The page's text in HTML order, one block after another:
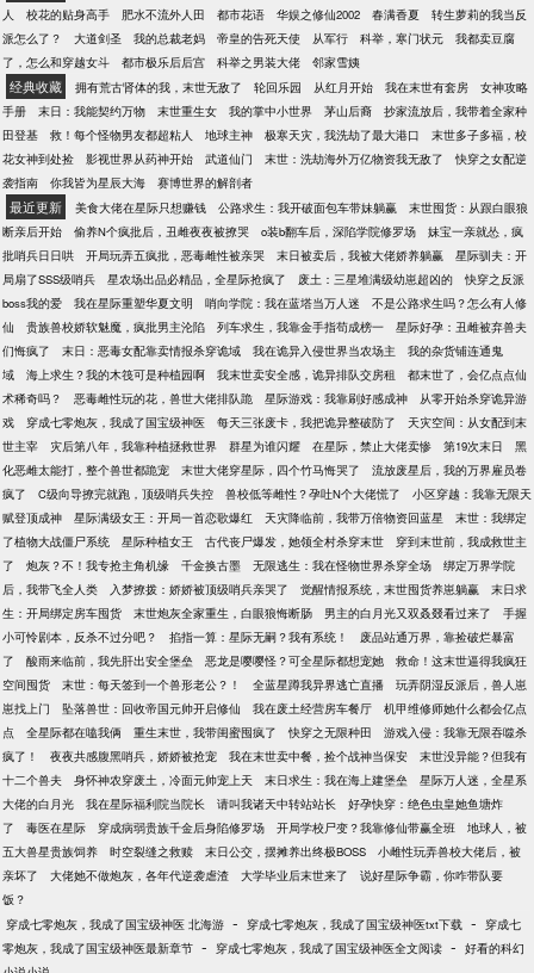
人
校花的贴身高手 肥水不流外人田 都市花语 华娱之修仙2002 春满香夏
转生萝莉的我当反
派怎么了？
大道剑圣 我的总裁老妈 帝皇的告死天使 从军行 科举，寒门状元
我都卖豆腐
了，怎么和穿越女斗
都市极乐后后宫 科举之男装大佬 邻家雪姨
经典收藏 拥有荒古肾体的我，末世无敌了 轮回乐园 从红月开始 我在末世有套房
女神攻略
手册
末日：我能契约万物 末世重生女 我的掌中小世界 茅山后裔
抄家流放后，我带着全家种
田登基
救！每个怪物男友都超粘人 地球主神 极寒天灾，我洗劫了最大港口
末世多子多福，校
花女神到处捡
影视世界从药神开始 武道仙门 末世：洗劫海外万亿物资我无敌了
快穿之女配逆
袭指南
你我皆为星辰大海 赛博世界的解剖者
最近更新 美食大佬在星际只想赚钱 公路求生：我开破面包车带妹躺赢
末世囤货：从跟白眼狼
断亲后开始
偷养N个疯批后，丑雌夜夜被撩哭 o装b翻车后，深陷学院修罗场
妹宝一亲就怂，疯
批哨兵日日哄
开局玩弄五疯批，恶毒雌性被亲哭 末日被卖后，我被大佬娇养躺赢
星际驯夫：开
局扇了SSS级哨兵
星农场出品必精品，全星际抢疯了 废土：三星堆满级幼崽超凶的
快穿之反派
boss我的爱
我在星际重塑华夏文明 哨向学院：我在蓝塔当万人迷
不是公路求生吗？怎么有人修
仙
贵族兽校娇软魅魔，疯批男主沦陷 列车求生，我靠金手指苟成榜一
星际好孕：丑雌被弃兽夫
们悔疯了
末日：恶毒女配靠卖情报杀穿诡域 我在诡异入侵世界当农场主
我的杂货铺连通鬼
域
海上求生？我的木筏可是种植园啊 我末世卖安全感，诡异排队交房租
都末世了，会亿点点仙
术稀奇吗？
恶毒雌性玩的花，兽世大佬排队跪 星际游戏：我靠刷好感成神
从零开始杀穿诡异游
戏
穿成七零炮灰，我成了国宝级神医 每天三张废卡，我把诡异整破防了
天灾空间：从女配到末
世主宰
灾后第八年，我靠种植拯救世界 群星为谁闪耀 在星际，禁止大佬卖惨 第19次末日
黑
化恶雌太能打，整个兽世都跪宠
末世大佬穿星际，四个竹马悔哭了
流放废星后，我的万界雇员卷
疯了
C级向导撩完就跑，顶级哨兵失控 兽校低等雌性？孕吐N个大佬慌了
小区穿越：我靠无限天
赋登顶成神
星际满级女王：开局一首恋歌爆红 天灾降临前，我带万倍物资回蓝星
末世：我绑定
了植物大战僵尸系统
星际种植女王 古代丧尸爆发，她领全村杀穿末世
穿到末世前，我成救世主
了
炮灰？不！我专抢主角机缘 千金换古墨 无限逃生：我在怪物世界杀穿全场
绑定万界学院
后，我带飞全人类
入梦撩拨：娇娇被顶级哨兵亲哭了 觉醒情报系统，末世囤货养崽躺赢
末日求
生：开局绑定房车囤货
末世炮灰全家重生，白眼狼悔断肠 男主的白月光又双叒叕看过来了
手握
小可怜剧本，反杀不过分吧？
掐指一算：星际无嗣？我有系统！
废品站通万界，靠捡破烂暴富
了
酸雨来临前，我先肝出安全堡垒 恶龙是嘤嘤怪？可全星际都想宠她
救命！这末世逼得我疯狂
空间囤货
末世：每天签到一个兽形老公？！ 全蓝星蹲我异界逃亡直播
玩弄阴湿反派后，兽人崽
崽找上门
坠落兽世：回收帝国元帅开启修仙 我在废土经营房车餐厅
机甲维修师她什么都会亿点
点
全星际都在嗑我俩 重生末世，我带闺蜜囤疯了 快穿之无限种田
游戏入侵：我靠无限吞噬杀
疯了！
夜夜共感腹黑哨兵，娇娇被抢宠 我在末世卖中餐，捡个战神当保安
末世没异能？但我有
十二个兽夫
身怀神农穿废土，冷面元帅宠上天 末日求生：我在海上建堡垒
星际万人迷，全星系
大佬的白月光
我在星际福利院当院长 请叫我诸天中转站站长
好孕快穿：绝色虫皇她鱼塘炸
了
毒医在星际 穿成病弱贵族千金后身陷修罗场 开局学校尸变？我靠修仙带赢全班
地球人，被
五大兽星贵族饲养
时空裂缝之救赎 末日公交，摆摊养出终极BOSS
小雌性玩弄兽校大佬后，被
亲坏了
大佬她不做炮灰，各年代逆袭虐渣 大学毕业后末世来了
说好星际争霸，你咋带队要
饭？
穿成七零炮灰，我成了国宝级神医 北海游 - 穿成七零炮灰，我成了国宝级神医txt下载 -
穿成七
零炮灰，我成了国宝级神医最新章节 - 穿成七零炮灰，我成了国宝级神医全文阅读 - 好看的科幻